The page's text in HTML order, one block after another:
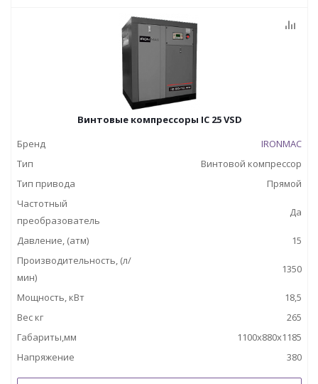
Винтовые компрессоры IC 25 VSD
Бренд
IRONMAC
Тип
Винтовой компрессор
Тип привода
Прямой
Частотный
преобразователь
Да
Давление, (атм)
15
Производительность, (л/
мин)
1350
Мощность, кВт
18,5
Вес кг
265
Габариты,мм
1100х880х1185
Напряжение
380